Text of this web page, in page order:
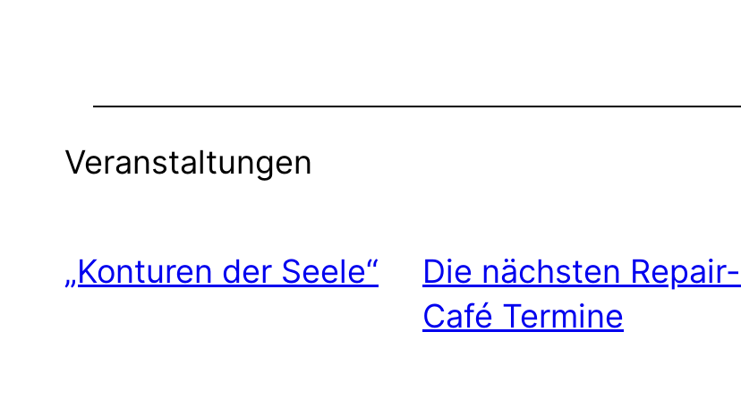
Veranstaltungen
„Konturen der Seele“
Die nächsten Repair-
Café Termine